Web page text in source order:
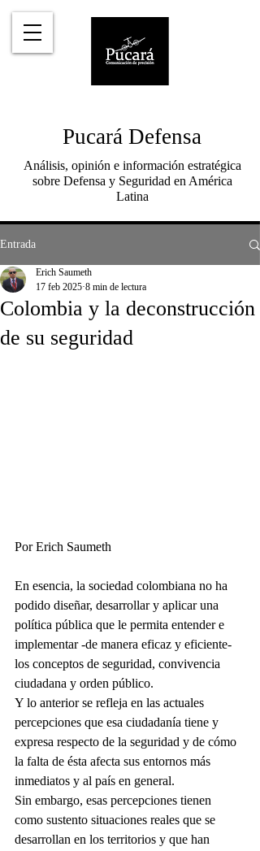
Pucará Defensa
Análisis, opinión e información estratégica
sobre Defensa y Seguridad en América
Latina
Entrada
Colombia y la deconstrucción
de su seguridad
Erich Saumeth
17 feb 2025 8 min de lectura
Por Erich Saumeth
En esencia, la sociedad colombiana no ha
podido diseñar, desarrollar y aplicar una
política pública que le permita entender e
implementar -de manera eficaz y eficiente-
los conceptos de seguridad, convivencia
ciudadana y orden público.
Y lo anterior se refleja en las actuales
percepciones que esa ciudadanía tiene y
expresa respecto de la seguridad y de cómo
la falta de ésta afecta sus entornos más
inmediatos y al país en general.
Sin embargo, esas percepciones tienen
como sustento situaciones reales que se
desarrollan en los territorios y que han